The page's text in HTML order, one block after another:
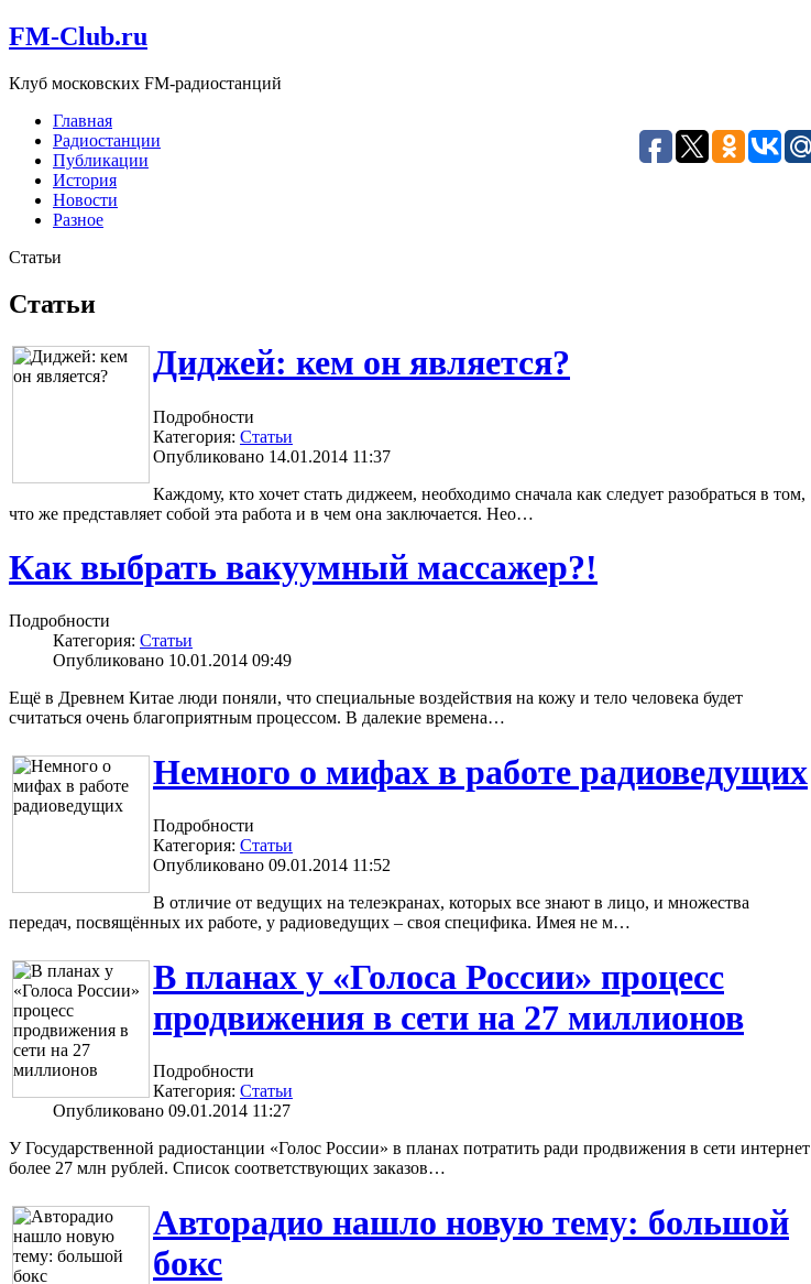
FM-Club.ru
Клуб московских FM-радиостанций
Главная
Радиостанции
Публикации
История
Новости
Разное
Статьи
Статьи
Диджей: кем он является?
Подробности
Категория: Статьи
Опубликовано 14.01.2014 11:37
Каждому, кто хочет стать диджеем, необходимо сначала как следует разобраться в том,
что же представляет собой эта работа и в чем она заключается. Нео…
Как выбрать вакуумный массажер?!
Подробности
Категория: Статьи
Опубликовано 10.01.2014 09:49
Ещё в Древнем Китае люди поняли, что специальные воздействия на кожу и тело человека будет
считаться очень благоприятным процессом. В далекие времена…
Немного о мифах в работе радиоведущих
Подробности
Категория: Статьи
Опубликовано 09.01.2014 11:52
В отличие от ведущих на телеэкранах, которых все знают в лицо, и множества
передач, посвящённых их работе, у радиоведущих – своя специфика. Имея не м…
В планах у «Голоса России» процесс
продвижения в сети на 27 миллионов
Подробности
Категория: Статьи
Опубликовано 09.01.2014 11:27
У Государственной радиостанции «Голос России» в планах потратить ради продвижения в сети интернет
более 27 млн рублей. Список соответствующих заказов…
Авторадио нашло новую тему: большой
бокс